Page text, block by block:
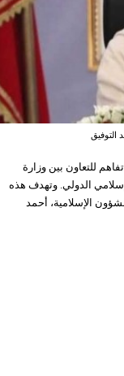
التوفيق
للتعاون بين وزارة
الدولي. وتهدف هذه
الإسلامية، أحمد